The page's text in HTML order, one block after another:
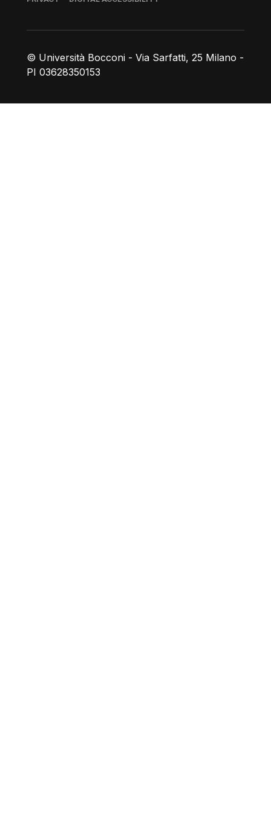
© Università Bocconi - Via Sarfatti, 25 Milano -
PI 03628350153